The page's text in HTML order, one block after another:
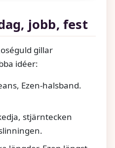
jobb, fest
gillar
idéer:
Ezen-halsband.
stjärntecken